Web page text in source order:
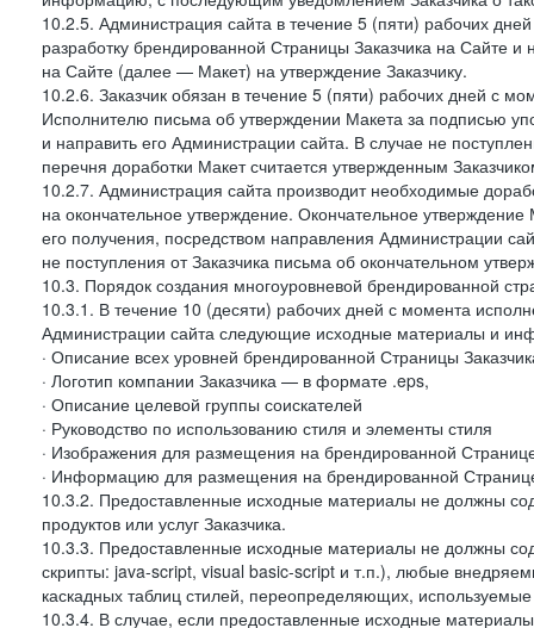
10.2.5. Администрация сайта в течение 5 (пяти) рабочих
разработку брендированной Страницы Заказчика на Сайте
на Сайте (далее — Макет) на утверждение Заказчику.
10.2.6. Заказчик обязан в течение 5 (пяти) рабочих дней с
Исполнителю письма об утверждении Макета за подписью
и направить его Администрации сайта. В случае не
перечня доработки Макет считается утвержденным
10.2.7. Администрация сайта производит необходимые
на окончательное утверждение. Окончательное
его получения, посредством направления Администрации
не поступления от Заказчика письма об окончательном
10.3. Порядок создания многоуровневой брендированной
10.3.1. В течение 10 (десяти) рабочих дней с момента
Администрации сайта следующие исходные материалы и
· Описание всех уровней брендированной Страницы
· Логотип компании Заказчика — в формате .eps,
· Описание целевой группы соискателей
· Руководство по использованию стиля и элементы стиля
· Изображения для размещения на брендированной
· Информацию для размещения на брендированной
10.3.2. Предоставленные исходные материалы не должны
продуктов или услуг Заказчика.
10.3.3. Предоставленные исходные материалы не должны
скрипты: java-script, visual basic-script и т.п.), любые
каскадных таблиц стилей, переопределяющих,
10.3.4. В случае, если предоставленные исходные